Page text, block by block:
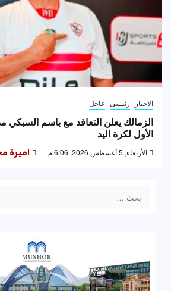
الاخبار رئيسى عاجل
الزمالك يعلن التعاقد مع باسم السبكي
الأول لكرة اليد
الأربعاء, 5 أغسطس 2026, 6:06 م اميرة
عن: